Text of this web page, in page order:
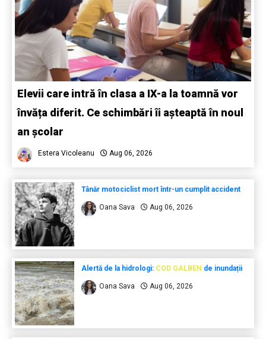
Elevii care intră în clasa a IX-a la toamnă vor
învăța diferit. Ce schimbări îi așteaptă în noul
an școlar
Estera Vicoleanu Aug 06, 2026
Tânăr motociclist mort într-un cumplit accident
Oana Sava Aug 06, 2026
Alertă de la hidrologi: COD GALBEN de inundații
Oana Sava Aug 06, 2026